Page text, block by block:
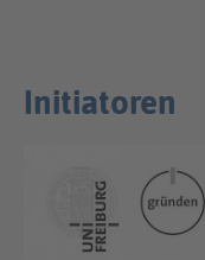
Initiatoren